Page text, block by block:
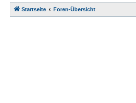
Startseite Foren-Übersicht